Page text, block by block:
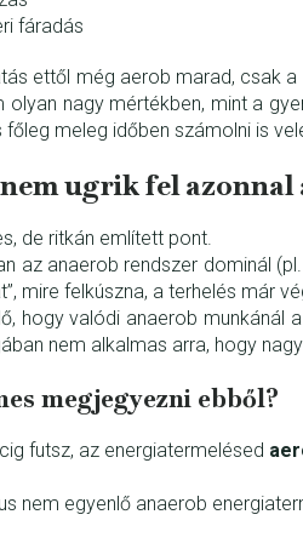
fáradás
ettől még aerob marad, csak
olyan nagy mértékben, mint a
főleg meleg időben számolni is
ugrik fel
de ritkán említett pont.
az anaerob rendszer dominál
mire felkúszna, a terhelés már
hogy valódi anaerob munkánál
nem alkalmas arra, hogy
megjegyezni ebből?
futsz, az energiatermelésed
nem egyenlő anaerob